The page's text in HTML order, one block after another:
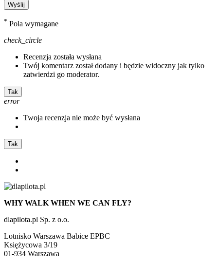
Wyślij
* Pola wymagane
check_circle
Recenzja została wysłana
Twój komentarz został dodany i będzie widoczny jak tylko
zatwierdzi go moderator.
Tak
error
Twoja recenzja nie może być wysłana
Tak
WHY WALK WHEN WE CAN FLY?
dlapilota.pl Sp. z o.o.
Lotnisko Warszawa Babice EPBC
Księżycowa 3/19
01-934 Warszawa